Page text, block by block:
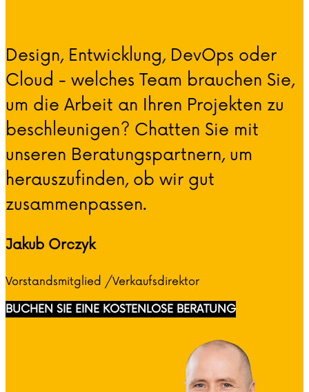
Design, Entwicklung, DevOps oder
Cloud - welches Team brauchen Sie,
um die Arbeit an Ihren Projekten zu
beschleunigen? Chatten Sie mit
unseren Beratungspartnern, um
herauszufinden, ob wir gut
zusammenpassen.
Jakub Orczyk
Vorstandsmitglied /Verkaufsdirektor
BUCHEN SIE EINE KOSTENLOSE BERATUNG